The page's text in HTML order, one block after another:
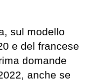
sul modello
e del francese
domande
anche se